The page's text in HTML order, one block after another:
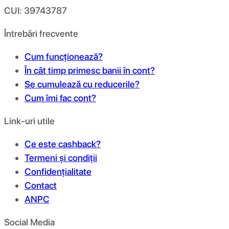
CUI: 39743787
Întrebări frecvente
Cum funcționează?
În cât timp primesc banii în cont?
Se cumulează cu reducerile?
Cum îmi fac cont?
Link-uri utile
Ce este cashback?
Termeni și condiții
Confidențialitate
Contact
ANPC
Social Media